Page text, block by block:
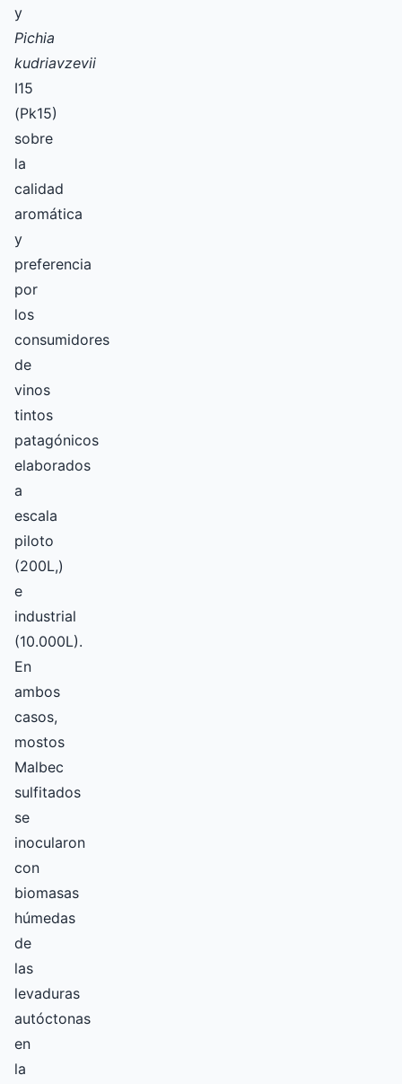
y
Pichia
kudriavzevii
I15
(Pk15)
sobre
la
calidad
aromática
y
preferencia
por
los
consumidores
de
vinos
tintos
patagónicos
elaborados
a
escala
piloto
(200L,)
e
industrial
(10.000L).
En
ambos
casos,
mostos
Malbec
sulfitados
se
inocularon
con
biomasas
húmedas
de
las
levaduras
autóctonas
en
la